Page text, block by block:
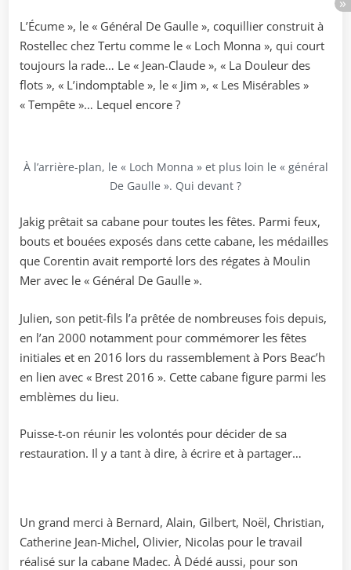
L’Écume », le « Général De Gaulle », coquillier construit à
Rostellec chez Tertu comme le « Loch Monna », qui court
toujours la rade… Le « Jean-Claude », « La Douleur des
flots », « L’indomptable », le « Jim », « Les Misérables »
« Tempête »… Lequel encore ?
À l’arrière-plan, le « Loch Monna » et plus loin le « général
De Gaulle ». Qui devant ?
Jakig prêtait sa cabane pour toutes les fêtes. Parmi feux,
bouts et bouées exposés dans cette cabane, les médailles
que Corentin avait remporté lors des régates à Moulin
Mer avec le « Général De Gaulle ».
Julien, son petit-fils l’a prêtée de nombreuses fois depuis,
en l’an 2000 notamment pour commémorer les fêtes
initiales et en 2016 lors du rassemblement à Pors Beac’h
en lien avec « Brest 2016 ». Cette cabane figure parmi les
emblèmes du lieu.
Puisse-t-on réunir les volontés pour décider de sa
restauration. Il y a tant à dire, à écrire et à partager…
Un grand merci à Bernard, Alain, Gilbert, Noël, Christian,
Catherine Jean-Michel, Olivier, Nicolas pour le travail
réalisé sur la cabane Madec. À Dédé aussi, pour son